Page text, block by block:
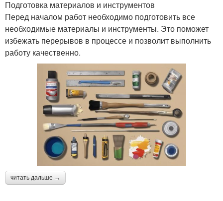
Подготовка материалов и инструментов
Перед началом работ необходимо подготовить все
необходимые материалы и инструменты. Это поможет
избежать перерывов в процессе и позволит выполнить
работу качественно.
читать дальше →